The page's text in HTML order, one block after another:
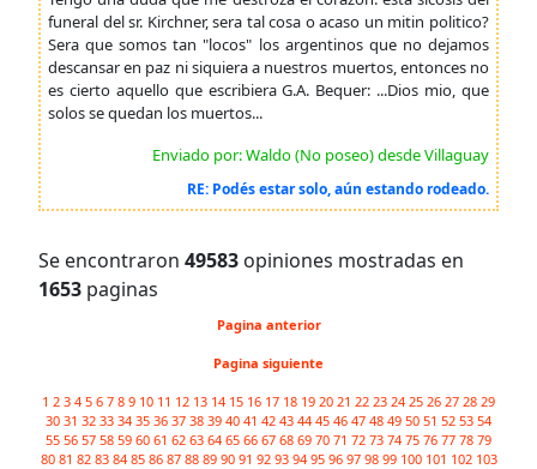
funeral del sr. Kirchner, sera tal cosa o acaso un mitin politico?
Sera que somos tan "locos" los argentinos que no dejamos
descansar en paz ni siquiera a nuestros muertos, entonces no
es cierto aquello que escribiera G.A. Bequer: ...Dios mio, que
solos se quedan los muertos...
Enviado por: Waldo (No poseo) desde Villaguay
RE: Podés estar solo, aún estando rodeado.
Se encontraron 49583 opiniones mostradas en
1653 paginas
Pagina anterior
Pagina siguiente
1 2 3 4 5 6 7 8 9 10 11 12 13 14 15 16 17 18 19 20 21 22 23 24 25 26 27 28 29
30 31 32 33 34 35 36 37 38 39 40 41 42 43 44 45 46 47 48 49 50 51 52 53 54
55 56 57 58 59 60 61 62 63 64 65 66 67 68 69 70 71 72 73 74 75 76 77 78 79
80 81 82 83 84 85 86 87 88 89 90 91 92 93 94 95 96 97 98 99 100 101 102 103